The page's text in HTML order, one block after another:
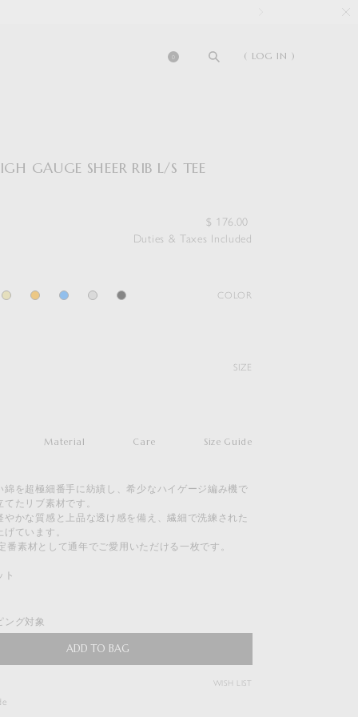
0 ( LOG IN )
GAUGE SHEER RIB L/S TEE
$ 176.00
Duties & Taxes Included
COLOR
SIZE
Material Care Size Guide
綿を超極細番手に紡績し、希少なハイゲージ編み機で
たリブ素材です。
やかな質感と上品な透け感を備え、繊細で洗練された
げています。
番素材として通年でご愛用いただける一枚です。
ト
ング対象
ADD TO BAG
Duties & Taxes Included
( View Bag )
WISH LIST